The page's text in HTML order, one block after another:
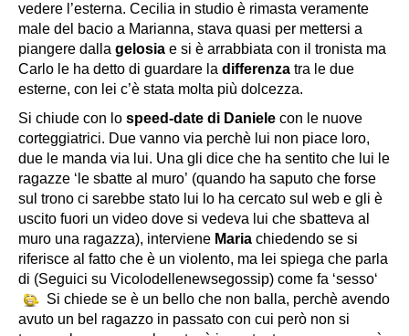
vedere l’esterna. Cecilia in studio è rimasta veramente
male del bacio a Marianna, stava quasi per mettersi a
piangere dalla gelosia e si è arrabbiata con il tronista ma
Carlo le ha detto di guardare la differenza tra le due
esterne, con lei c’è stata molta più dolcezza.
Si chiude con lo speed-date di Daniele con le nuove
corteggiatrici. Due vanno via perchè lui non piace loro,
due le manda via lui. Una gli dice che ha sentito che lui le
ragazze ‘ le sbatte al muro’ (quando ha saputo che forse
sul trono ci sarebbe stato lui lo ha cercato sul web e gli è
uscito fuori un video dove si vedeva lui che sbatteva al
muro una ragazza), interviene Maria chiedendo se si
riferisce al fatto che è un violento, ma lei spiega che parla
di (Seguici su Vicolodellenewsegossip) come fa ‘sesso‘
Si chiede se è un bello che non balla, perchè avendo
avuto un bel ragazzo in passato con cui però non si